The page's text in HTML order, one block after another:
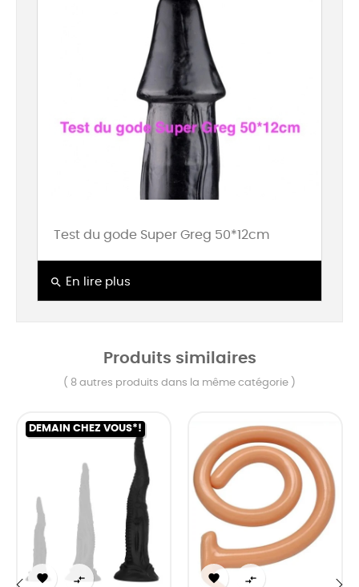
Test du gode Super Greg 50*12cm
search En lire plus
Produits similaires
( 8 autres produits dans la même catégorie )
DEMAIN CHEZ VOUS*!
   